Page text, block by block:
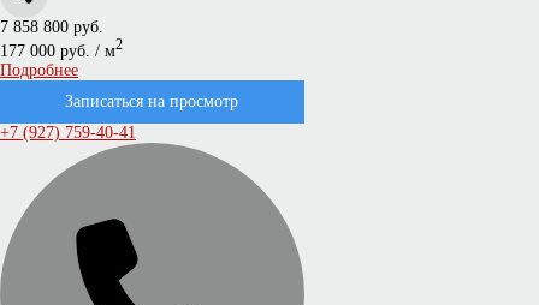
7 858 800 руб.
177 000 руб. / м2
Подробнее
Записаться на просмотр
+7 (927) 759-40-41